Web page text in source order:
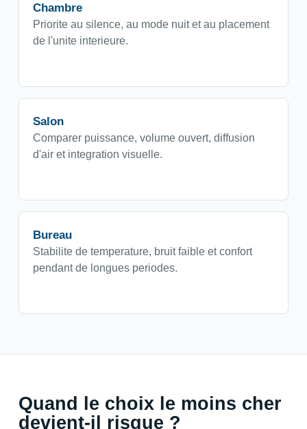
Chambre
Priorite au silence, au mode nuit et au placement
de l'unite interieure.
Salon
Comparer puissance, volume ouvert, diffusion
d'air et integration visuelle.
Bureau
Stabilite de temperature, bruit faible et confort
pendant de longues periodes.
Quand le choix le moins cher
devient-il risque ?